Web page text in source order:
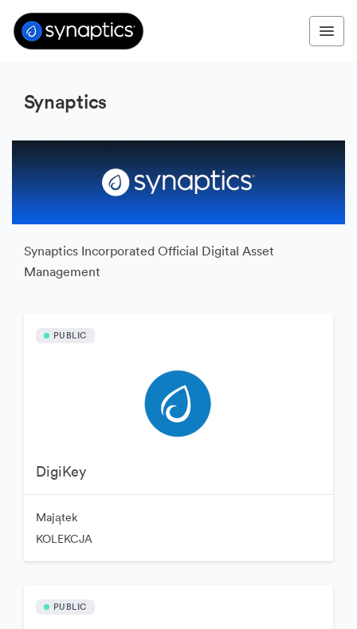
Synaptics
Synaptics Incorporated Official Digital Asset
Management
PUBLIC
DigiKey
Majątek
KOLEKCJA
PUBLIC